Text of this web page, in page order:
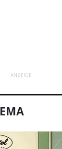
ANZEIGE